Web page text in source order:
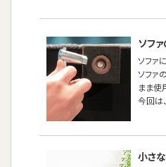
ソフ
ソファ
ソファ
まま使
今回は
小さ